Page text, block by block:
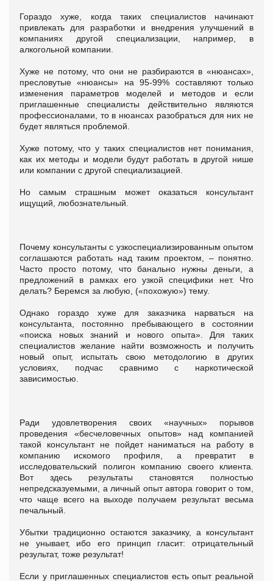
Гораздо хуже, когда таких специалистов начинают
привлекать для разработки и внедрения улучшений в
компаниях другой специализации, например, в
алкогольной компании.
Хуже не потому, что они не разбираются в «нюансах»,
пресловутые «нюансы» на 95-99% составляют только
изменения параметров моделей и методов и если
приглашенные специалисты действительно являются
профессионалами, то в нюансах разобраться для них не
будет являться проблемой.
Хуже потому, что у таких специалистов нет понимания,
как их методы и модели будут работать в другой нише
или компании с другой специализацией.
Но самым страшным может оказаться консультант
ищущий, любознательный.
Почему консультанты с узкоспециализированным опытом
соглашаются работать над таким проектом, – понятно.
Часто просто потому, что банально нужны деньги, а
предложений в рамках его узкой специфики нет. Что
делать? Беремся за любую, («похожую») тему.
Однако гораздо хуже для заказчика нарваться на
консультанта, постоянно пребывающего в состоянии
«поиска новых знаний и нового опыта». Для таких
специалистов желание найти возможность и получить
новый опыт, испытать свою методологию в других
условиях, подчас сравнимо с наркотической
зависимостью.
Ради удовлетворения своих «научных» порывов
проведения «бесчеловечных опытов» над компанией
такой консультант не пойдет наниматься на работу в
компанию искомого профиля, а превратит в
исследовательский полигон компанию своего клиента.
Вот здесь результаты становятся полностью
непредсказуемыми, а личный опыт автора говорит о том,
что чаще всего на выходе получаем результат весьма
печальный.
Убытки традиционно остаются заказчику, а консультант
не унывает, ибо его принцип гласит: отрицательный
результат, тоже результат!
Если у приглашенных специалистов есть опыт реальной